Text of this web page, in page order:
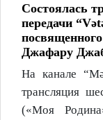
Состоялась
передачи
Джафару
На канале
трансляция
(«Моя